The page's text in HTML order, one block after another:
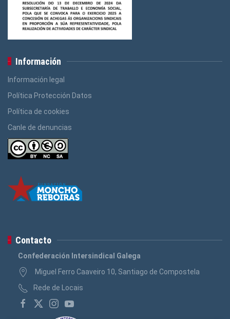
Información
Información legal
Política Protección Datos
Política de cookies
Canle de denuncias
Contacto
Confederación Intersindical Galega
Miguel Ferro Caaveiro 10, Santiago de Compostela
Rede de Locais